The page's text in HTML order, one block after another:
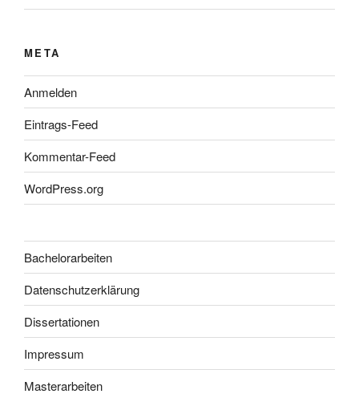
META
Anmelden
Eintrags-Feed
Kommentar-Feed
WordPress.org
Bachelorarbeiten
Datenschutzerklärung
Dissertationen
Impressum
Masterarbeiten